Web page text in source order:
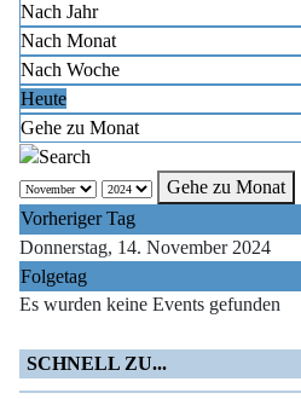
Nach Jahr
Nach Monat
Nach Woche
Heute
Gehe zu Monat
Gehe zu Monat
Vorheriger Tag
Donnerstag, 14. November 2024
Folgetag
Es wurden keine Events gefunden
SCHNELL ZU...